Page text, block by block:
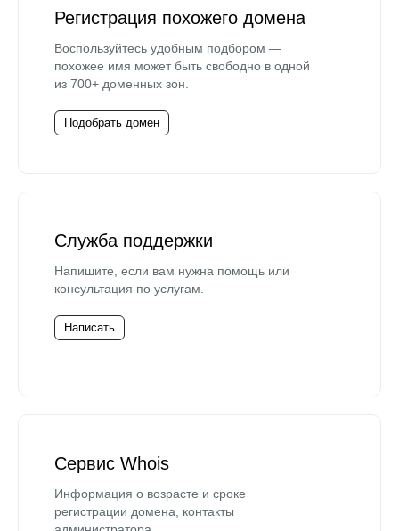
Регистрация похожего домена
Воспользуйтесь удобным подбором —
похожее имя может быть свободно в одной
из 700+ доменных зон.
Подобрать домен
Служба поддержки
Напишите, если вам нужна помощь или
консультация по услугам.
Написать
Сервис Whois
Информация о возрасте и сроке
регистрации домена, контакты